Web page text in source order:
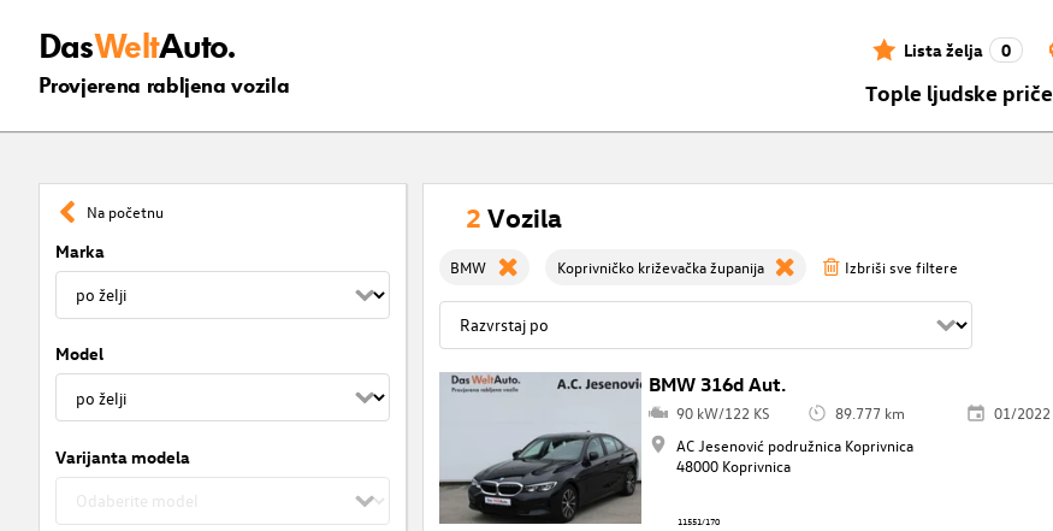
DasWeltAuto.
Provjerena rabljena vozila
Lista želja 0
Tople ljudske priče
Na početnu
Marka
Model
Varijanta modela
2 Vozila
BMW Koprivničko križevačka županija Izbriši sve filtere
BMW 316d Aut.
90 kW/122 KS 89.777 km
01/2022
AC Jesenović podružnica Koprivnica
48000 Koprivnica
11551/170